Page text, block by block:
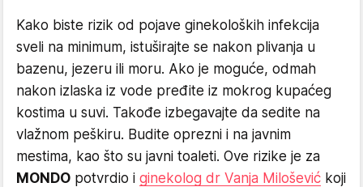
Kako biste rizik od pojave ginekoloških infekcija
sveli na minimum, istuširajte se nakon plivanja u
bazenu, jezeru ili moru. Ako je moguće, odmah
nakon izlaska iz vode pređite iz mokrog kupaćeg
kostima u suvi. Takođe izbegavajte da sedite na
vlažnom peškiru. Budite oprezni i na javnim
mestima, kao što su javni toaleti. Ove rizike je za
MONDO potvrdio i ginekolog dr Vanja Milošević koji